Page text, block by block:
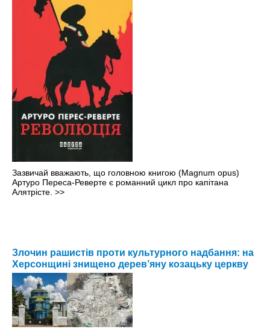
Зазвичай вважають, що головною книгою (Magnum opus)
Артуро Переса-Реверте є романний цикл про капітана
Алятрісте. >>
Злочин рашистів проти культурного надбання: на
Херсонщині знищено дерев’яну козацьку церкву